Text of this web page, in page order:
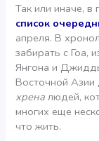
Так или иначе, в
список
апреля. В
забирать с Гоа,
Янгона и
Восточной Азии
хрена людей,
многих еще
что жить.